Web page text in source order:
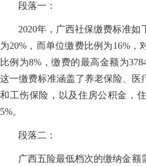
段落一：
2020年，广西社保缴费标准如
为20%，而单位缴费比例为16%
比例为8%，缴费的最高金额为
这一缴费标准涵盖了养老保险、医
和工伤保险，以及住房公积金，
5%。
段落二：
广西五险最低档次的缴纳金